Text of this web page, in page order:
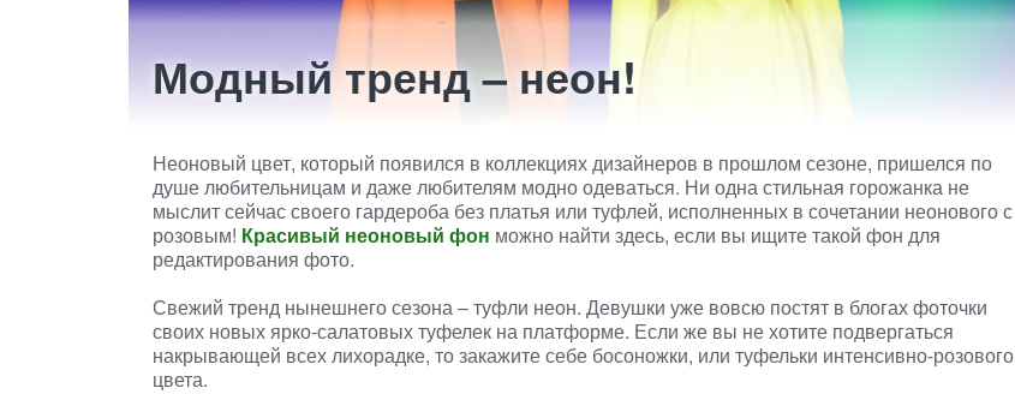
Модный тренд – неон!
Неоновый цвет, который появился в коллекциях дизайнеров в прошлом сезоне, пришелся по
душе любительницам и даже любителям модно одеваться. Ни одна стильная горожанка не
мыслит сейчас своего гардероба без платья или туфлей, исполненных в сочетании неонового с
розовым! Красивый неоновый фон можно найти здесь, если вы ищите такой фон для
редактирования фото.
Свежий тренд нынешнего сезона – туфли неон. Девушки уже вовсю постят в блогах фоточки
своих новых ярко-салатовых туфелек на платформе. Если же вы не хотите подвергаться
накрывающей всех лихорадке, то закажите себе босоножки, или туфельки интенсивно-розового
цвета.